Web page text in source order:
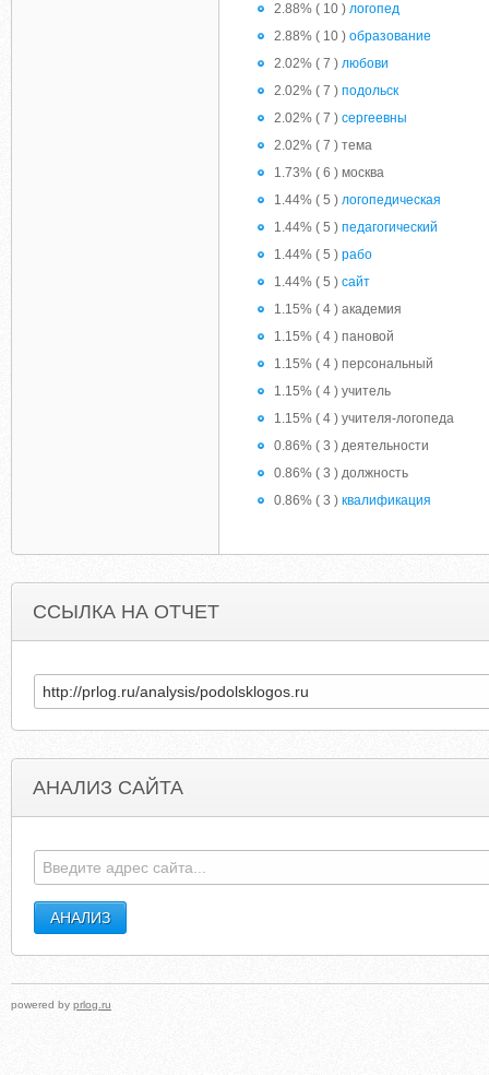
2.88% ( 10 ) логопед
2.88% ( 10 ) образование
2.02% ( 7 ) любови
2.02% ( 7 ) подольск
2.02% ( 7 ) сергеевны
2.02% ( 7 ) тема
1.73% ( 6 ) москва
1.44% ( 5 ) логопедическая
1.44% ( 5 ) педагогический
1.44% ( 5 ) рабо
1.44% ( 5 ) сайт
1.15% ( 4 ) академия
1.15% ( 4 ) пановой
1.15% ( 4 ) персональный
1.15% ( 4 ) учитель
1.15% ( 4 ) учителя-логопеда
0.86% ( 3 ) деятельности
0.86% ( 3 ) должность
0.86% ( 3 ) квалификация
ССЫЛКА НА ОТЧЕТ
АНАЛИЗ САЙТА
powered by prlog.ru